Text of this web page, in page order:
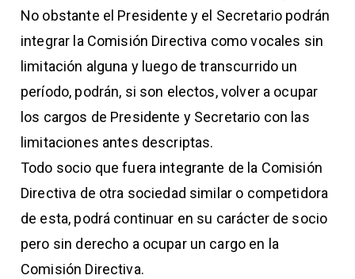
No obstante el Presidente y el Secretario podrán
integrar la Comisión Directiva como vocales sin
limitación alguna y luego de transcurrido un
período, podrán, si son electos, volver a ocupar
los cargos de Presidente y Secretario con las
limitaciones antes descriptas.
Todo socio que fuera integrante de la Comisión
Directiva de otra sociedad similar o competidora
de esta, podrá continuar en su carácter de socio
pero sin derecho a ocupar un cargo en la
Comisión Directiva.